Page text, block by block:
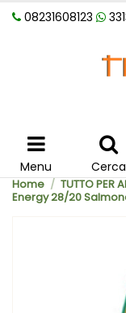
08231608123
Menu Cerca
Home TUTTO PER
Energy 28/20